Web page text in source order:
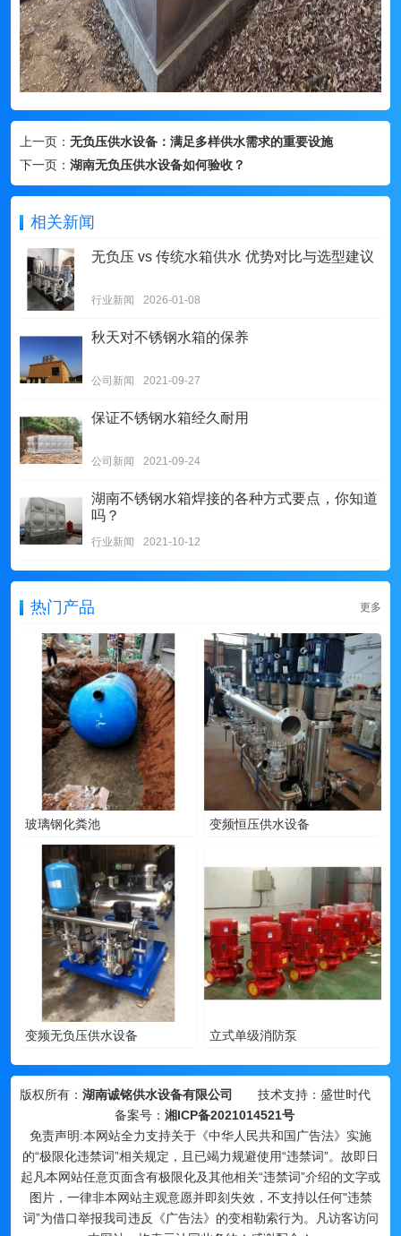
上一页： 无负压供水设备：满足多样供水需求的重要设施
下一页： 湖南无负压供水设备如何验收？
相关新闻
无负压 vs 传统水箱供水 优势对比与选型建议
行业新闻 2026-01-08
秋天对不锈钢水箱的保养
公司新闻 2021-09-27
保证不锈钢水箱经久耐用
公司新闻 2021-09-24
湖南不锈钢水箱焊接的各种方式要点，你知道
吗？
行业新闻 2021-10-12
热门产品 更多
玻璃钢化粪池 变频恒压供水设备
变频无负压供水设备 立式单级消防泵
版权所有： 湖南诚铭供水设备有限公司
技术支持：盛世时代
备案号： 湘ICP备2021014521号
免责声明:本网站全力支持关于《中华人民共和国广告法》实施
的“极限化违禁词”相关规定，且已竭力规避使用“违禁词”。故即日
起凡本网站任意页面含有极限化及其他相关“违禁词”介绍的文字或
图片，一律非本网站主观意愿并即刻失效，不支持以任何"违禁
词”为借口举报我司违反《广告法》的变相勒索行为。凡访客访问